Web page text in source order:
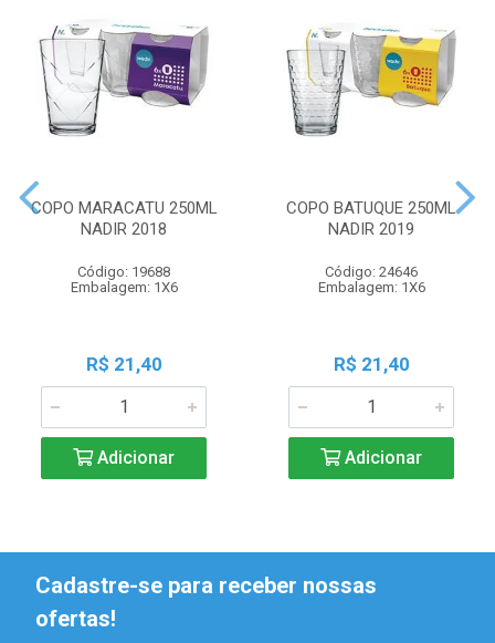
COPO MARACATU 250ML
NADIR 2018
Código: 19688
Embalagem: 1X6
R$ 21,40
Adicionar
COPO BATUQUE 250ML
NADIR 2019
Código: 24646
Embalagem: 1X6
R$ 21,40
Adicionar
Cadastre-se para receber nossas
ofertas!